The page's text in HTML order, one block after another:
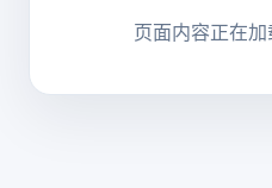
页面内容正在加